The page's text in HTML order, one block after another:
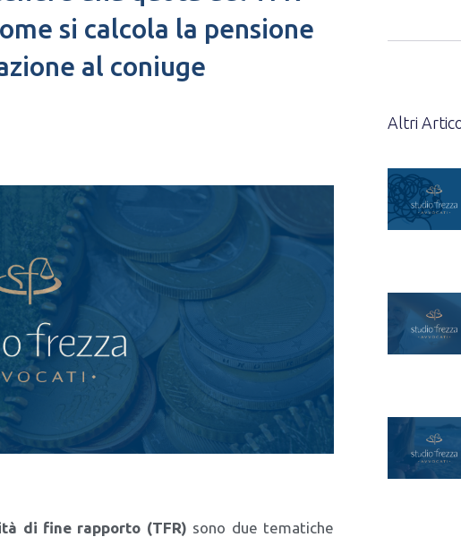
si calcola la pensione
al coniuge
di fine rap­por­to (TFR) sono due tema­ti­che
Altri